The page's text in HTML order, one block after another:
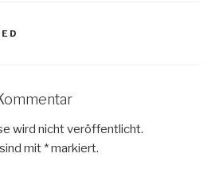
wird nicht veröffentlicht.
mit *markiert.